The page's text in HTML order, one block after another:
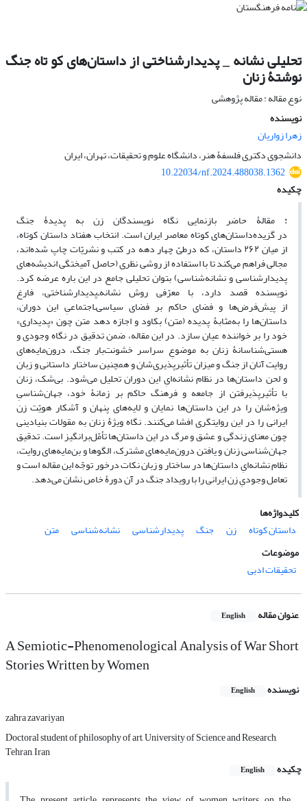
تحلیلی نشانه _ پدیدارشناختی از داستان‌های کو تاه جنگ
نوشتۀ زنان
نوع مقاله : مقاله پژوهشی
نویسنده
زهرا زواریان
دانشجوی دکتری فلسفۀ هنر، دانشگاه علوم و تحقیقات، تهران، ایران
10.22034/nf.2024.488038.1362
چکیده
: مقالۀ حاضر بازنمایی نگاه نویسندگان زن به پدیدۀ جنگ
در گزیده‌داستان‌های کوتاه معاصر ایران است. انتخاب هفتاد داستان کوتاه،
از میان ۲۶۲ داستان، که درطیّ چهار دهه در کتب و نشریّات چاپ شده‌اند،
مجالی فراهم می‌کند تا با استفاده از روشی نظری (حاصل آمیختگی اندیشه‌های
پدیدارشناسی و نشانه‌‌شناسی) بتوان تحلیلی جامع در این باره عرضه کرد.
نویسنده قصد دارد، با معرّفی روش نشانه‌ـ‌پدیدارشناختی، فارغ
از پیش‌فرض‌ها و فضای حاکم بر فضای سیاسی‌ـ‌اجتماعیِ این دوران،
داستان‌ها را به‌مثابۀ پدیده (متن) بکاود و اجازه دهد متن چون «پدیداری»
خود را بر خواننده عیان سازد. در این مقاله، ضمن تدقیق در نگاه وجودی و
هستی‌شناسانۀ زنان به موضوعِ سراسر خشونت‌بار جنگ، درون‌مایه‌های
روایت آنان از جنگ و میزان تأثیرپذیری‌شان و همچنین ساختار داستانی و زبان
و لحن داستان‌ها در نظام ‌نشانه‌ایِ این دوران تحلیل می‌شود. بی‌شک، زنان
با تأثیرپذیرفتن از جامعه و فرهنگ حاکم بر زمانۀ خود، جهان‌شناسیِ
ویژه‌شان را در این داستان‌ها نمایان و لایه‌های پنهان و آشکار هویّت زن
ایرانی را در این روایتگری افشا می‌کنند. نگاه ویژۀ زنان به مقولات بنیادینی
چون معنای زندگی و عشق و مرگ‌ در این داستان‌ها تأمّل‌برانگیز است. تدقیق
جهان‌شناسی زنان و یافتن درون‌مایه‌های مشترک، الگوها و بن‌مایه‌های روایت،
نظام نشانه‌ایِ داستان‌ها در ساختار و زبان نکات درخور توجّه این مقاله است و
تعامل وجودیِ زن ایرانی را با رویداد جنگ در آن دورۀ خاص نشان می‌دهد.
کلیدواژه‌ها
داستان کوتاه
زن جنگ پدیدارشناسی نشانه‌شناسی
متن
موضوعات
تحقیقات ادبی
عنوان مقاله English
A Semiotic-Phenomenological Analysis of War Short
Stories Written by Women
نویسنده English
zahra zavariyan
Doctoral student of philosophy of art, University of Science and Research,
Tehran, Iran
چکیده
English